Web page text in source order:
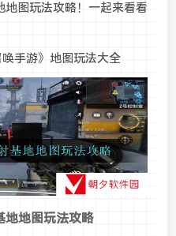
图玩法攻略！一起来看看
手游》地图玩法大全
地地图玩法攻略